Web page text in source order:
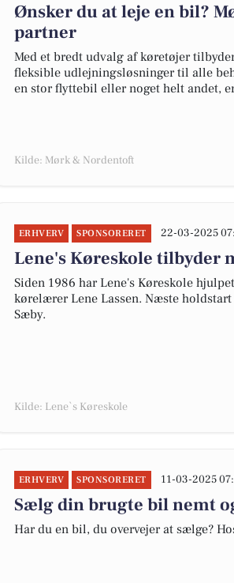
Ønsker du at leje en bil?
partner
Med et bredt udvalg af køretøjer
fleksible udlejningsløsninger til alle
en stor flyttebil eller noget helt andet,
Kilde: Mørk & Nordentoft
ERHVERV SPONSORERET 22-03-2025
Lene's Køreskole tilbyder
Siden 1986 har Lene's Køreskole
kørelærer Lene Lassen. Næste
Sæby.
Kilde: Lene`s Køreskole
ERHVERV SPONSORERET 11-03-2025
Sælg din brugte bil nemt
Har du en bil, du overvejer at sælge?